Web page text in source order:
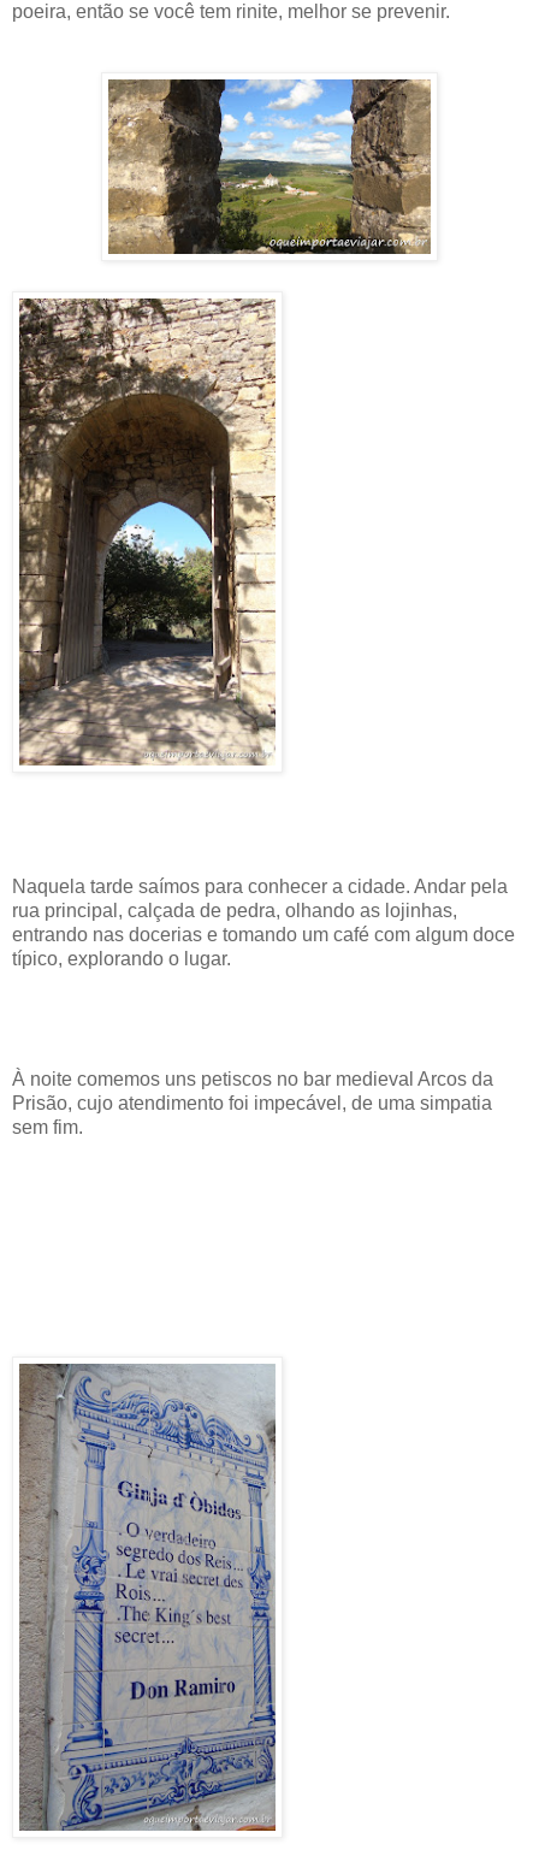
poeira, então se você tem rinite, melhor se prevenir.
Naquela tarde saímos para conhecer a cidade. Andar pela
rua principal, calçada de pedra, olhando as lojinhas,
entrando nas docerias e tomando um café com algum doce
típico, explorando o lugar.
À noite comemos uns petiscos no bar medieval Arcos da
Prisão, cujo atendimento foi impecável, de uma simpatia
sem fim.